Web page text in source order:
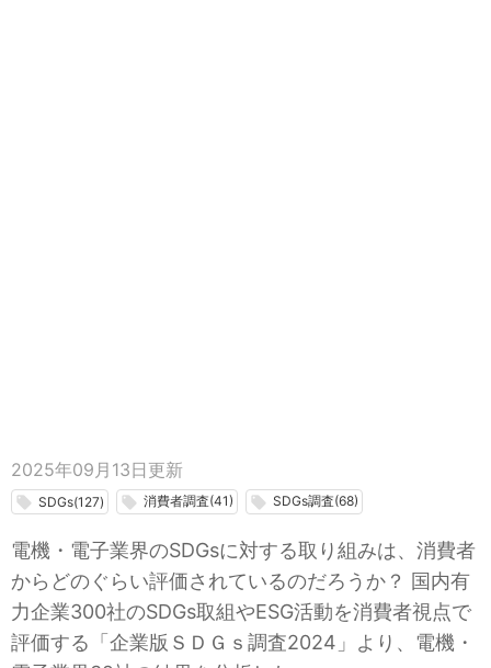
2025年09月13日 更新
local_offer SDGs(127) local_offer 消費者調査(41) local_offer SDGs調査(68)
電機・電子業界のSDGsに対する取り組みは、消費者
からどのぐらい評価されているのだろうか？ 国内有
力企業300社のSDGs取組やESG活動を消費者視点で
評価する「企業版ＳＤＧｓ調査2024」より、電機・